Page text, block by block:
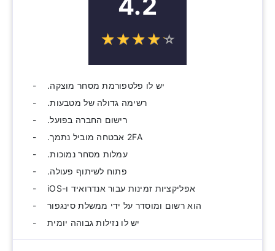
☆☆☆☆☆
★★★★★
יש לו פלטפורמת מסחר מוצקה.
רשימה גדולה של מטבעות.
רישום החברה בפועל.
2FA אבטחה מוביל נתמך.
עמלות מסחר נמוכות.
פתוח לשיתוף פעולה.
אפליקציות זמינות עבור אנדרואיד ו-iOS
הוא רשום ומוסדר על ידי ממשלת סינגפור
יש לו נזילות גבוהה יומית